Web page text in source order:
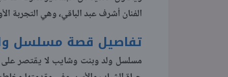
الفنان أشرف عبد الباقي، وهي التجربة
تفاصيل قصة مسلسل
مسلسل ولد وبنت وشايب لا يقتصر على